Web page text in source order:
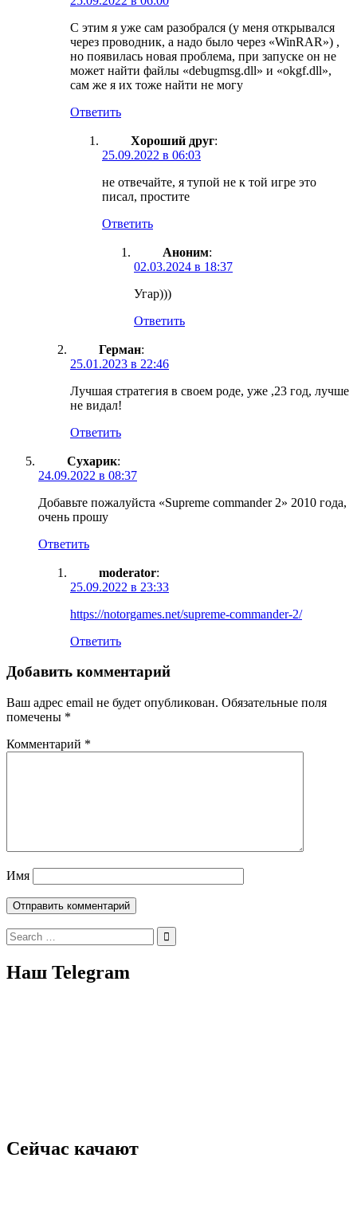
С этим я уже сам разобрался (у меня открывался
через проводник, а надо было через «WinRAR») ,
но появилась новая проблема, при запуске он не
может найти файлы «debugmsg.dll» и «okgf.dll»,
сам же я их тоже найти не могу
Ответить
Хороший друг:
25.09.2022 в 06:03
не отвечайте, я тупой не к той игре это
писал, простите
Ответить
Аноним:
02.03.2024 в 18:37
Угар)))
Ответить
Герман:
25.01.2023 в 22:46
Лучшая стратегия в своем роде, уже ,23 год, лучше
не видал!
Ответить
Сухарик:
24.09.2022 в 08:37
Добавьте пожалуйста «Supreme commander 2» 2010 года,
очень прошу
Ответить
moderator:
25.09.2022 в 23:33
https://notorgames.net/supreme-commander-2/
Ответить
Добавить комментарий
Ваш адрес email не будет опубликован. Обязательные поля
помечены *
Комментарий *
Имя
Search
for:
Наш Telegram
Сейчас качают